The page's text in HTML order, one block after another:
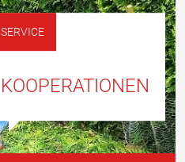
SERVICE
KOOPERATIONEN